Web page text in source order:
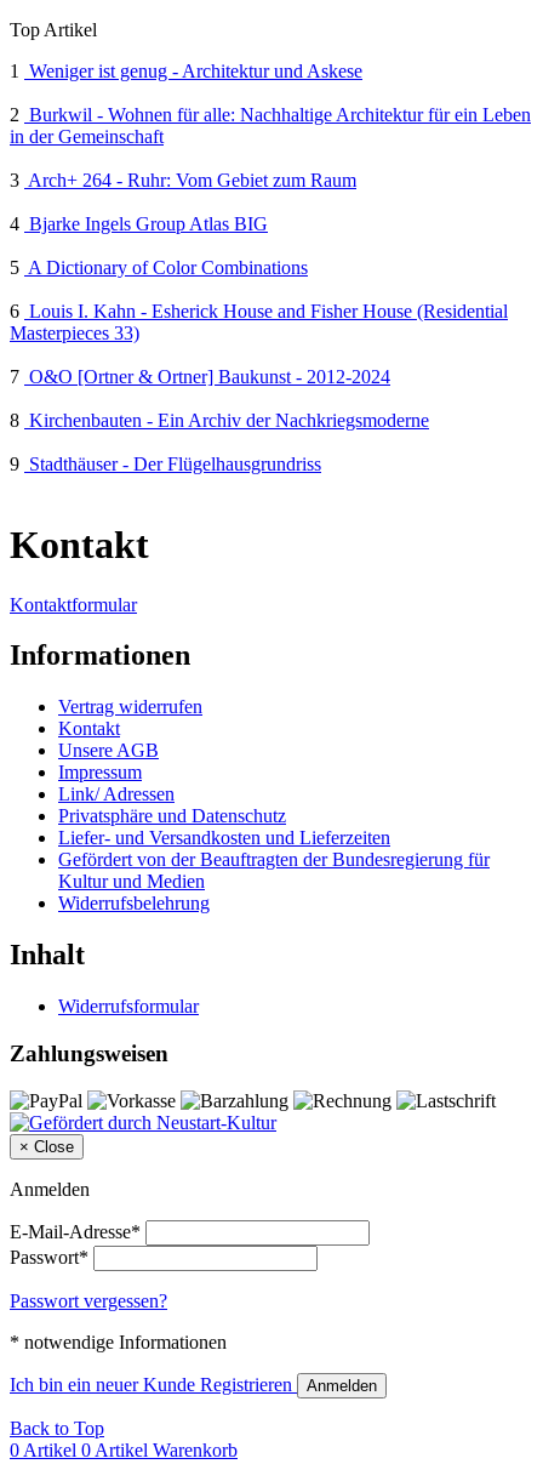
Top Artikel
1
Weniger ist genug - Architektur und Askese
2 Burkwil - Wohnen für alle: Nachhaltige Architektur für ein Leben
in der Gemeinschaft
3 Arch+ 264 - Ruhr: Vom Gebiet zum Raum
4 Bjarke Ingels Group Atlas BIG
5 A Dictionary of Color Combinations
6 Louis I. Kahn - Esherick House and Fisher House (Residential
Masterpieces 33)
7 O&O [Ortner & Ortner] Baukunst - 2012-2024
8 Kirchenbauten - Ein Archiv der Nachkriegsmoderne
9 Stadthäuser - Der Flügelhausgrundriss
Kontakt
Kontaktformular
Informationen
Vertrag widerrufen
Kontakt
Unsere AGB
Impressum
Link/ Adressen
Privatsphäre und Datenschutz
Liefer- und Versandkosten und Lieferzeiten
Gefördert von der Beauftragten der Bundesregierung für
Kultur und Medien
Widerrufsbelehrung
Inhalt
Widerrufsformular
Zahlungsweisen
× Close
Anmelden
E-Mail-Adresse*
Passwort*
Passwort vergessen?
* notwendige Informationen
Ich bin ein neuer Kunde Registrieren Anmelden
Back to Top
0 Artikel 0 Artikel Warenkorb